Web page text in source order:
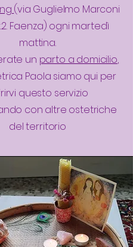
(via Guglielmo Marconi
Faenza) ogni martedì
mattina.
un parto a domicilio,
Paola siamo qui per
questo servizio
con altre ostetriche
del territorio